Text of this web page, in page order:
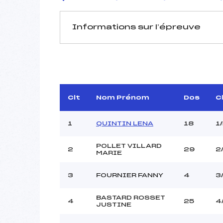
Informations sur l’épreuve
D.T Adjoint :
Dir. Epreuve :
Pénalité appliquée :
Catégorie :
Clt Nom Prénom Dos
1 QUINTIN LENA 18
2
POLLET VILLARD
MARIE
29
3 FOURNIER FANNY 4
4
BASTARD ROSSET
JUSTINE
25